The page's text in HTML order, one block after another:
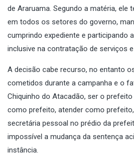
de Araruama. Segundo a matéria, ele
em todos os setores do governo,
cumprindo expediente e participando
inclusive na contratação de serviços
A decisão cabe recurso, no entanto
cometidos durante a campanha e o
Chiquinho do Atacadão, ser o
como prefeito, atender como
secretária pessoal no prédio da
impossível a mudança da sentença
instância.